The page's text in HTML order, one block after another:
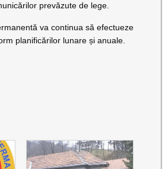
prevăzute de lege.
va continua să efectueze
planificărilor lunare și anuale.